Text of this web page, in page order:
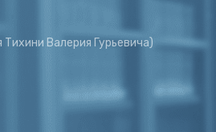
Валерия Гурьевича)